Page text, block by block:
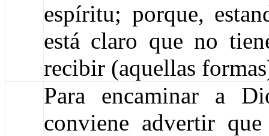
espíritu; porque,
está claro que no
recibir (aquellas
Para encaminar a
conviene advertir